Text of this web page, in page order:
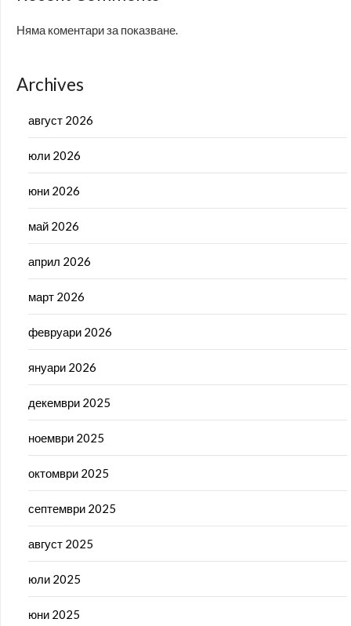
Няма коментари за показване.
Archives
август 2026
юли 2026
юни 2026
май 2026
април 2026
март 2026
февруари 2026
януари 2026
декември 2025
ноември 2025
октомври 2025
септември 2025
август 2025
юли 2025
юни 2025